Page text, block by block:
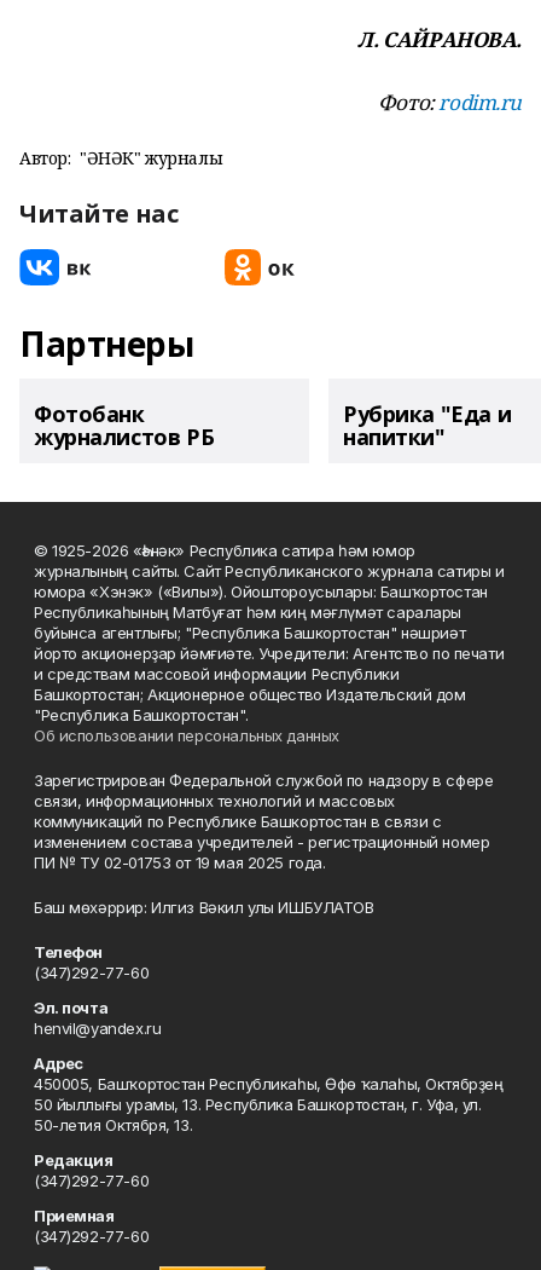
Л. САЙРАНОВА.
Фото:rodim.ru
Автор: "ҺӘНӘК" журналы
Читайте нас
Партнеры
Фотобанк
журналистов РБ
Рубрика "Еда и
напитки"
© 1925-2026 «Һәнәк» Республика сатира һәм юмор
журналының сайты. Сайт Республиканского журнала сатиры и
юмора «Хэнэк» («Вилы»). Ойоштороусылары: Башҡортостан
Республикаһының Матбуғат һәм киң мәғлүмәт саралары
буйынса агентлығы; "Республика Башкортостан" нәшриәт
йорто акционерҙар йәмғиәте. Учредители: Агентство по печати
и средствам массовой информации Республики
Башкортостан; Акционерное общество Издательский дом
"Республика Башкортостан".
Об использовании персональных данных
Зарегистрирован Федеральной службой по надзору в сфере
связи, информационных технологий и массовых
коммуникаций по Республике Башкортостан в связи с
изменением состава учредителей - регистрационный номер
ПИ № ТУ 02-01753 от 19 мая 2025 года.
Баш мөхәррир: Илгиз Вәкил улы ИШБУЛАТОВ
Телефон
(347)292-77-60
Эл. почта
henvil@yandex.ru
Адрес
450005, Башҡортостан Республикаһы, Өфө ҡалаһы, Октябрҙең
50 йыллығы урамы, 13. Республика Башкортостан, г. Уфа, ул.
50-летия Октября, 13.
Редакция
(347)292-77-60
Приемная
(347)292-77-60